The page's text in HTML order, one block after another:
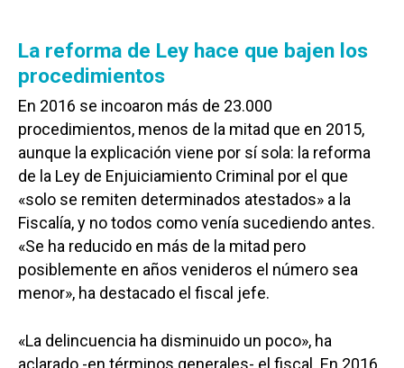
La reforma de Ley hace que bajen los
procedimientos
En 2016 se incoaron más de 23.000
procedimientos, menos de la mitad que en 2015,
aunque la explicación viene por sí sola: la reforma
de la Ley de Enjuiciamiento Criminal por el que
«solo se remiten determinados atestados» a la
Fiscalía, y no todos como venía sucediendo antes.
«Se ha reducido en más de la mitad pero
posiblemente en años venideros el número sea
menor», ha destacado el fiscal jefe.
«La delincuencia ha disminuido un poco», ha